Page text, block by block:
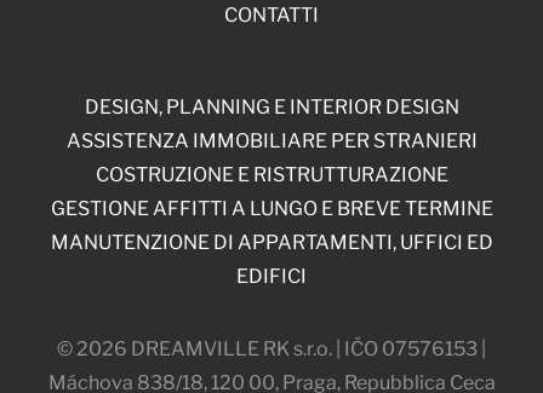
CONTATTI
© 2026 DREAMVILLE RK s.r.o. | IČO 07576153 |
Máchova 838/18, 120 00, Praga, Repubblica Ceca
DESIGN, PLANNING E INTERIOR DESIGN
ASSISTENZA IMMOBILIARE PER STRANIERI
COSTRUZIONE E RISTRUTTURAZIONE
GESTIONE AFFITTI A LUNGO E BREVE TERMINE
MANUTENZIONE DI APPARTAMENTI, UFFICI ED
EDIFICI